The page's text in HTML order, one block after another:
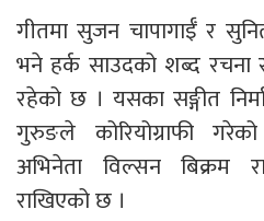
गीतमा सुजन चापागाईँ र
भने हर्क साउदको शब्द रचना
रहेको छ । यसका सङ्गीत
गुरुङले कोरियोग्राफी
अभिनेता विल्सन बिक्रम
राखिएको छ ।